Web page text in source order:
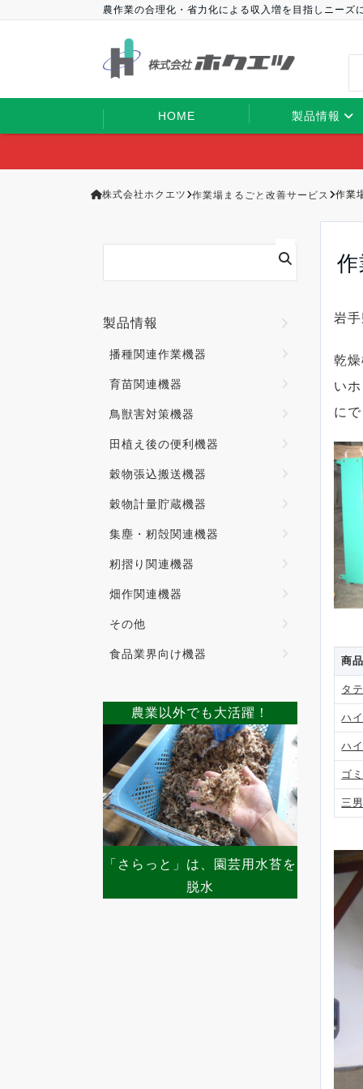
農作業の合理化・省力化による収入増を目指しニー
HOME 製品情報
株式会社ホクエツ 作業場まるごと改善サービス 作業
岩
乾
い
に
商
タ
ハ
ハ
ゴ
三
製品情報
播種関連作業機器
育苗関連機器
鳥獣害対策機器
田植え後の便利機器
穀物張込搬送機器
穀物計量貯蔵機器
集塵・籾殻関連機器
籾摺り関連機器
畑作関連機器
その他
食品業界向け機器
農業以外でも大活躍！
「さらっと」は、園芸用水苔を
脱水